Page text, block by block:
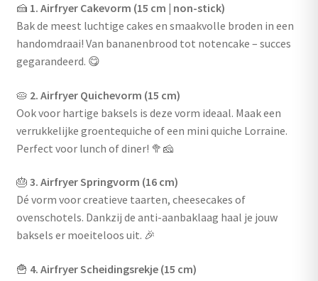
🍰 1. Airfryer Cakevorm (15 cm | non-stick)
Bak de meest luchtige cakes en smaakvolle broden in een
handomdraai! Van bananenbrood tot notencake – succes
gegarandeerd. 😋
🥧 2. Airfryer Quichevorm (15 cm)
Ook voor hartige baksels is deze vorm ideaal. Maak een
verrukkelijke groentequiche of een mini quiche Lorraine.
Perfect voor lunch of diner! 🥦🧀
🎂 3. Airfryer Springvorm (16 cm)
Dé vorm voor creatieve taarten, cheesecakes of
ovenschotels. Dankzij de anti-aanbaklaag haal je jouw
baksels er moeiteloos uit. 🎉
🍟 4. Airfryer Scheidingsrekje (15 cm)